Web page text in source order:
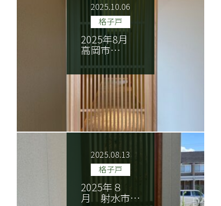
2025.10.06
格子戸
2025年8月
高岡市…
2025.08.13
格子戸
2025年８
月 射水市…